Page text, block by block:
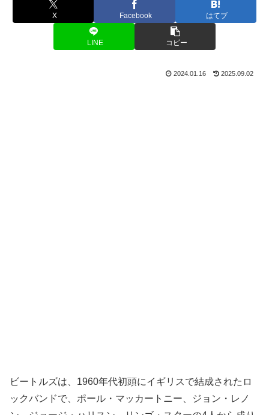
X Facebook はてブ
LINE コピー
2024.01.16 2025.09.02
ビートルズは、1960年代初頭にイギリスで結成されたロ
ックバンドで、ポール・マッカートニー、ジョン・レノ